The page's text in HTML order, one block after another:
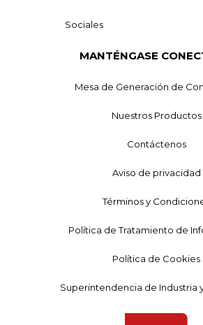
Sociales
MANTÉNGASE
Mesa de Generación de
Nuestros Productos
Contáctenos
Aviso de privacidad
Términos y
Política de Tratamiento de
Política de Cookies
Superintendencia de Industria